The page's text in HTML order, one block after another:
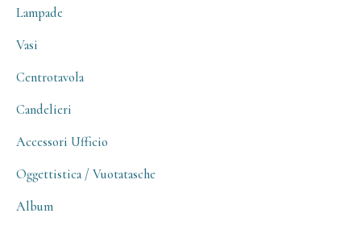
Lampade
Vasi
Centrotavola
Candelieri
Accessori Ufficio
Oggettistica / Vuotatasche
Album